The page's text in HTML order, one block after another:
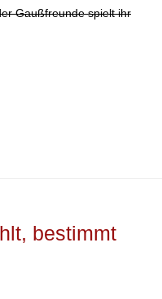
Gaußfreunde spielt ihr
bestimmt